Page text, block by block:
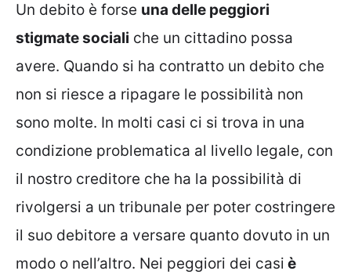
Un debito è forse una delle peggiori
stigmate sociali che un cittadino possa
avere. Quando si ha contratto un debito che
non si riesce a ripagare le possibilità non
sono molte. In molti casi ci si trova in una
condizione problematica al livello legale, con
il nostro creditore che ha la possibilità di
rivolgersi a un tribunale per poter costringere
il suo debitore a versare quanto dovuto in un
modo o nell’altro. Nei peggiori dei casi è